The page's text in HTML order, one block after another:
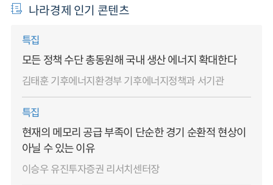
나라경제 인기 콘텐츠
특집
모든 정책 수단 총동원해 국내 생산 에너지 확대한다
김태훈 기후에너지환경부 기후에너지정책과 서기관
특집
현재의 메모리 공급 부족이 단순한 경기 순환적 현상이
아닐 수 있는 이유
이승우 유진투자증권 리서치센터장